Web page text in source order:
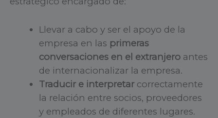
Llevar a cabo y ser el apoyo de la
empresa en las primeras
conversaciones en el extranjeroantes
de internacionalizar la empresa.
Traducir e interpretarcorrectamente
la relación entre socios, proveedores
y empleados de diferentes lugares.